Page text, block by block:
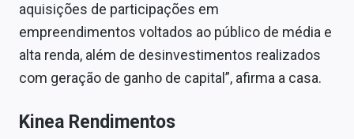
aquisições de participações em
empreendimentos voltados ao público de média e
alta renda, além de desinvestimentos realizados
com geração de ganho de capital”, afirma a casa.
Kinea Rendimentos